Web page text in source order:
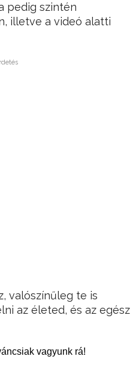
pedig szintén
illetve a videó alatti
valószínűleg te is
az életed, és az egész
vagyunk rá!